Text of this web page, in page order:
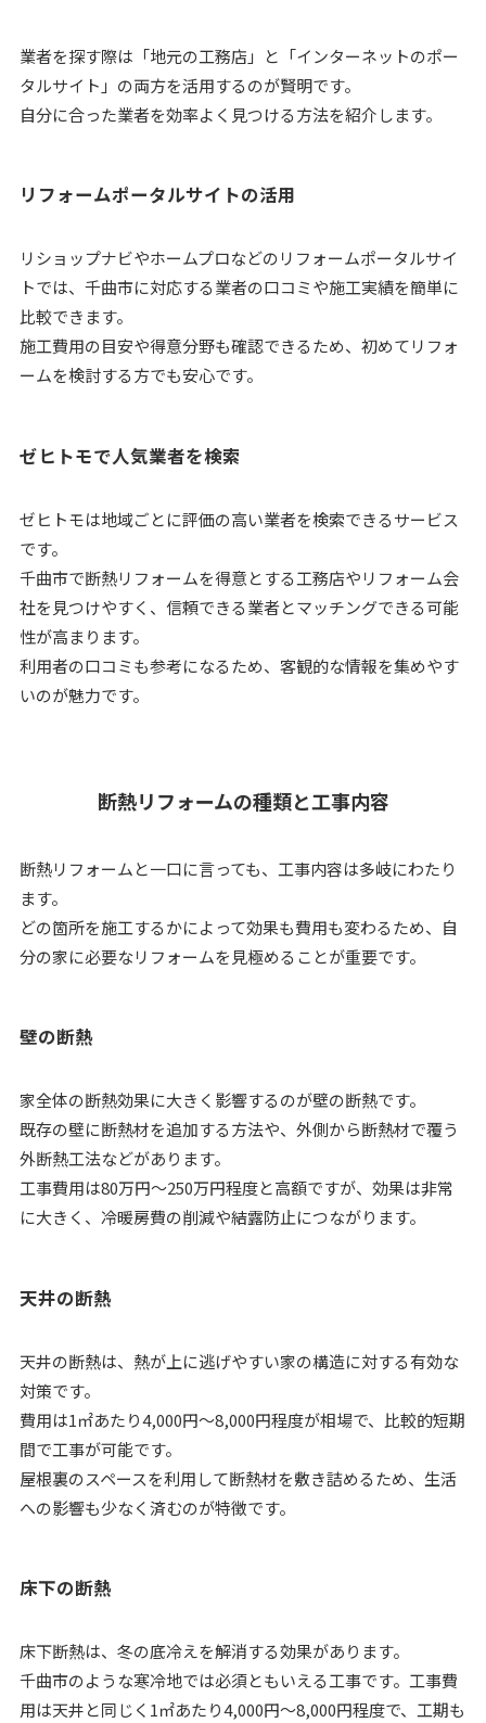
業者を探す際は「地元の工務店」と「インターネットのポー
タルサイト」の両方を活用するのが賢明です。
自分に合った業者を効率よく見つける方法を紹介します。
リフォームポータルサイトの活用
リショップナビやホームプロなどのリフォームポータルサイ
トでは、千曲市に対応する業者の口コミや施工実績を簡単に
比較できます。
施工費用の目安や得意分野も確認できるため、初めてリフォ
ームを検討する方でも安心です。
ゼヒトモで人気業者を検索
ゼヒトモは地域ごとに評価の高い業者を検索できるサービス
です。
千曲市で断熱リフォームを得意とする工務店やリフォーム会
社を見つけやすく、信頼できる業者とマッチングできる可能
性が高まります。
利用者の口コミも参考になるため、客観的な情報を集めやす
いのが魅力です。
断熱リフォームの種類と工事内容
断熱リフォームと一口に言っても、工事内容は多岐にわたり
ます。
どの箇所を施工するかによって効果も費用も変わるため、自
分の家に必要なリフォームを見極めることが重要です。
壁の断熱
家全体の断熱効果に大きく影響するのが壁の断熱です。
既存の壁に断熱材を追加する方法や、外側から断熱材で覆う
外断熱工法などがあります。
工事費用は80万円～250万円程度と高額ですが、効果は非常
に大きく、冷暖房費の削減や結露防止につながります。
天井の断熱
天井の断熱は、熱が上に逃げやすい家の構造に対する有効な
対策です。
費用は1㎡あたり4,000円～8,000円程度が相場で、比較的短期
間で工事が可能です。
屋根裏のスペースを利用して断熱材を敷き詰めるため、生活
への影響も少なく済むのが特徴です。
床下の断熱
床下断熱は、冬の底冷えを解消する効果があります。
千曲市のような寒冷地では必須ともいえる工事です。工事費
用は天井と同じく1㎡あたり4,000円～8,000円程度で、工期も